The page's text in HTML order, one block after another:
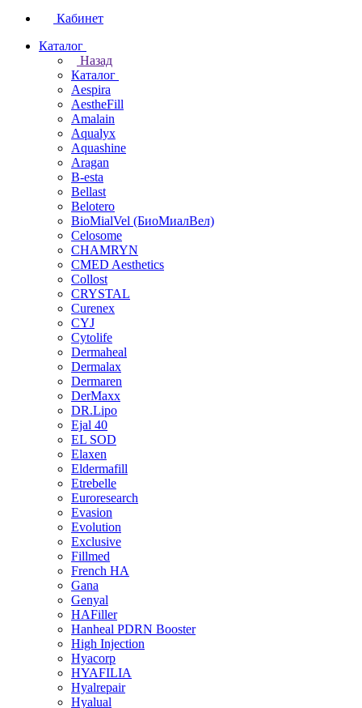
Кабинет
Каталог
Назад
Каталог
Aespira
AestheFill
Amalain
Aqualyx
Aquashine
Aragan
B-esta
Bellast
Belotero
BioMialVel (БиоМиалВел)
Celosome
CHAMRYN
CMED Aesthetics
Collost
CRYSTAL
Curenex
CYJ
Cytolife
Dermaheal
Dermalax
Dermaren
DerMaxx
DR.Lipo
Ejal 40
EL SOD
Elaxen
Eldermafill
Etrebelle
Euroresearch
Evasion
Evolution
Exclusive
Fillmed
French HA
Gana
Genyal
HAFiller
Hanheal PDRN Booster
High Injection
Hyacorp
HYAFILIA
Hyalrepair
Hyalual